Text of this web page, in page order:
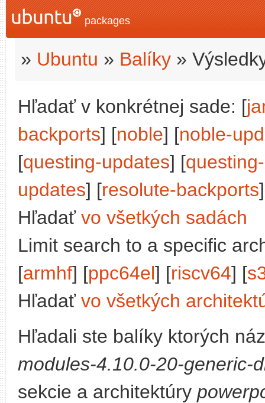
packages
» Ubuntu » Balíky »
Hľadať v konkrétnej sade: [
backports] [noble] [noble-
[questing-updates] [
updates] [resolute-backports
Hľadať vo všetkých sadách
Limit search to a specific
[armhf] [ppc64el] [riscv64] [
Hľadať vo všetkých
Hľadali ste balíky ktorých
modules-4.10.0-20-generic-
sekcie a architektúry